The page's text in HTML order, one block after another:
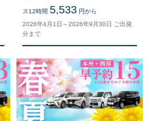
ス12時間 5,533 円から
2026年4月1日～2026年9月30日 ご出発
分まで